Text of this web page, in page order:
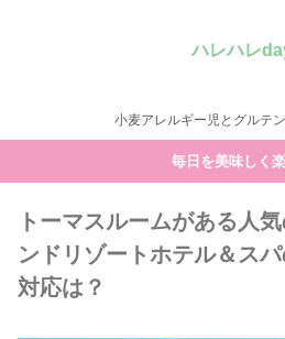
ハレハレ
小麦アレルギー児とグルテ
毎日を美味しく
トーマスルームがある人
ンドリゾートホテル＆ス
対応は？